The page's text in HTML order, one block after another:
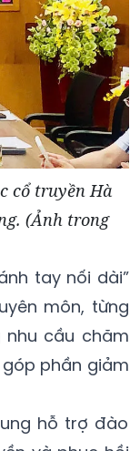
cổ truyền Hà
(Ảnh trong
tay nối dài”
môn, từng
nhu cầu chăm
phần giảm
hỗ trợ đào